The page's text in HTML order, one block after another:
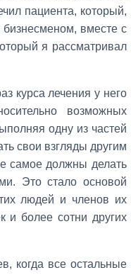
пациента, который,
вместе с
я рассматривал
курса лечения у него
возможных
одну из частей
свои взгляды другим
самое должны делать
Это стало основой
людей и членов их
и более сотни других
когда все остальные